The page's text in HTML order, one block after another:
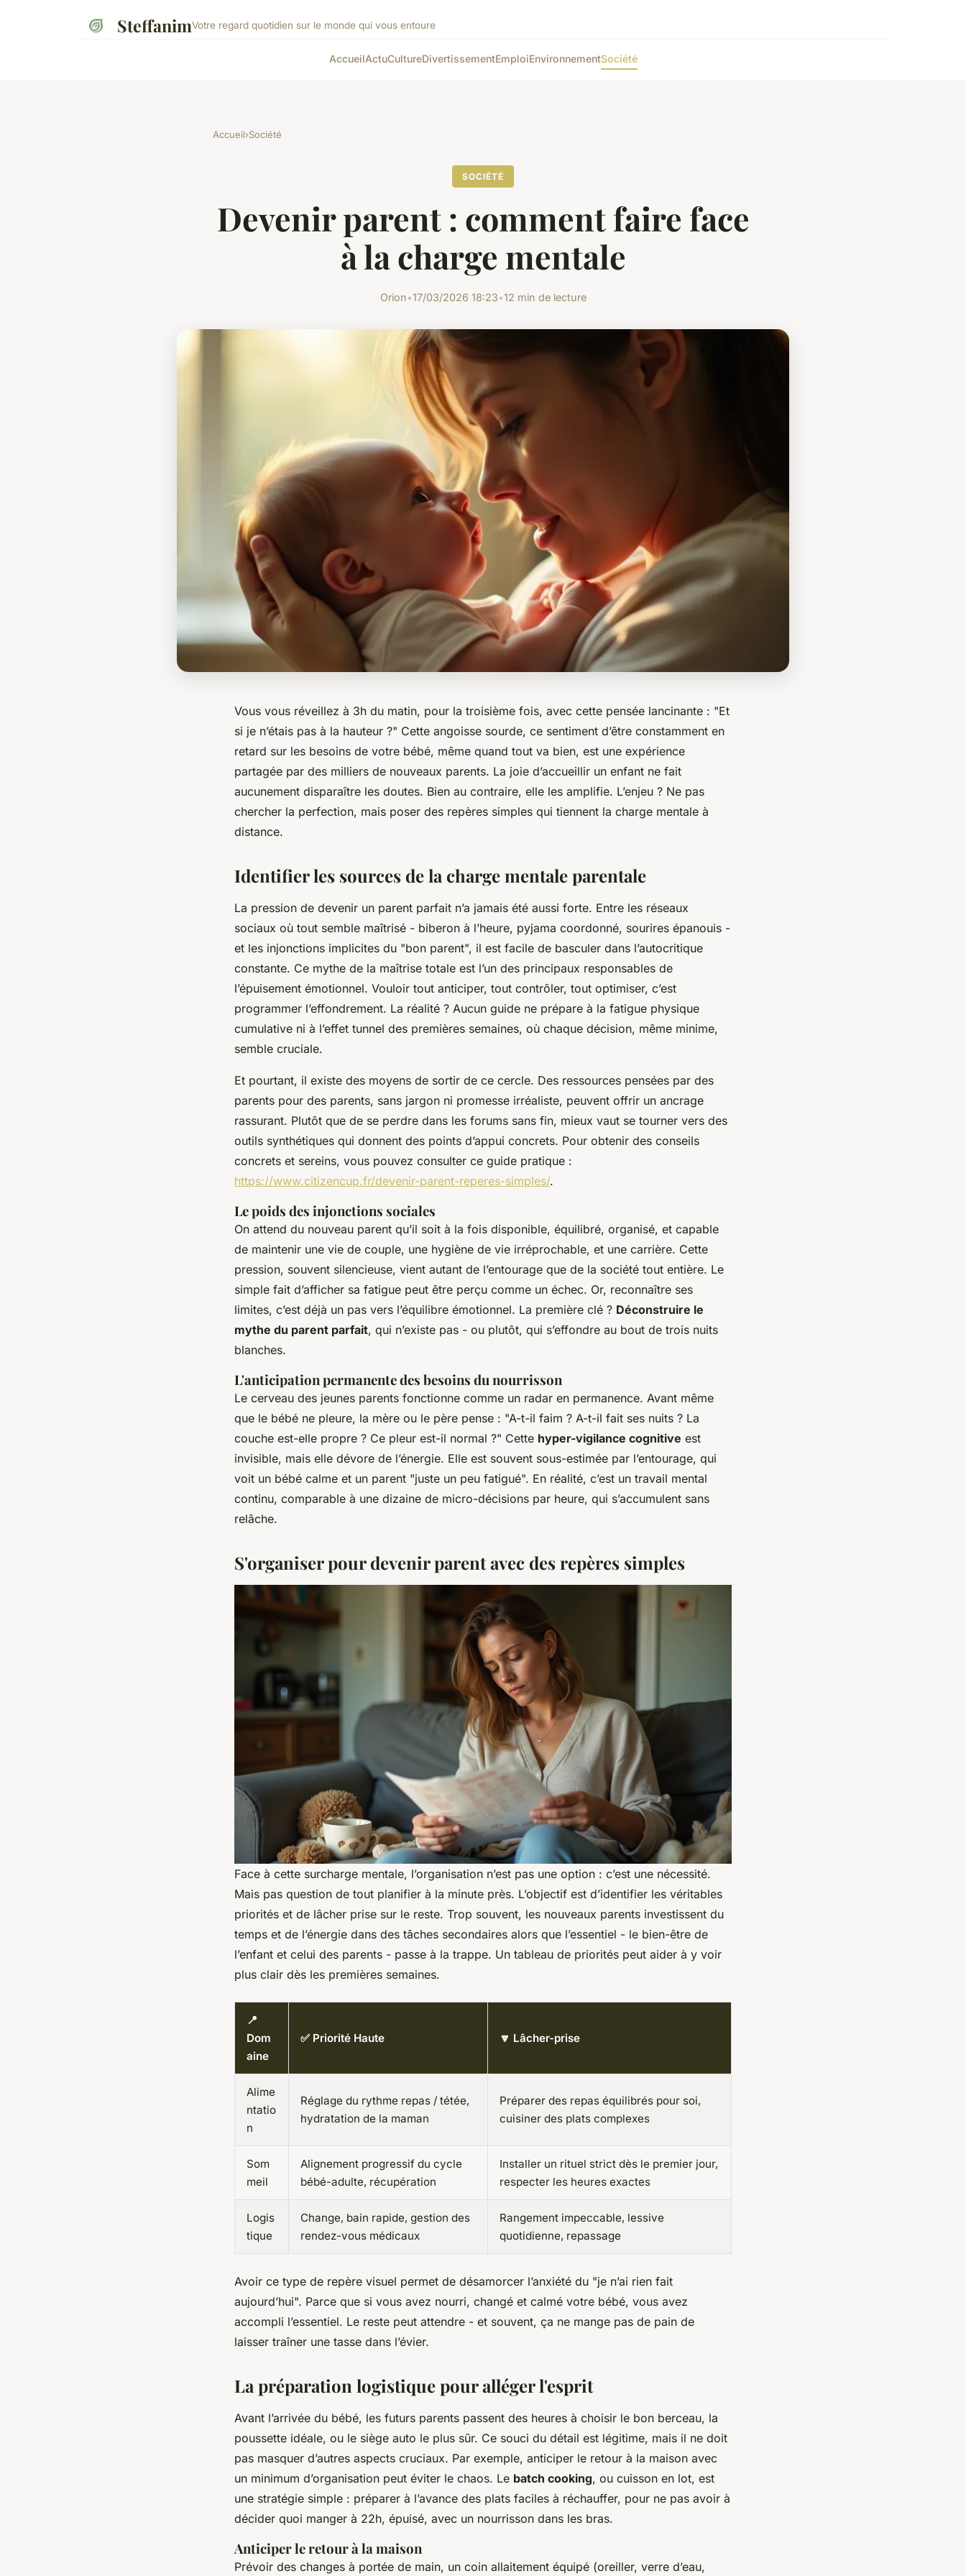
SteffanimVotre regard quotidien sur le monde qui vous entoure
AccueilActuCultureDivertissementEmploiEnvironnementSociété
Accueil›Société
SOCIÉTÉ
Devenir parent : comment faire face
à la charge mentale
Orion•17/03/2026 18:23•12 min de lecture
Vous vous réveillez à 3h du matin, pour la troisième fois, avec cette pensée lancinante : "Et
si je n’étais pas à la hauteur ?" Cette angoisse sourde, ce sentiment d’être constamment en
retard sur les besoins de votre bébé, même quand tout va bien, est une expérience
partagée par des milliers de nouveaux parents. La joie d’accueillir un enfant ne fait
aucunement disparaître les doutes. Bien au contraire, elle les amplifie. L’enjeu ? Ne pas
chercher la perfection, mais poser des repères simples qui tiennent la charge mentale à
distance.
Identifier les sources de la charge mentale parentale
La pression de devenir un parent parfait n’a jamais été aussi forte. Entre les réseaux
sociaux où tout semble maîtrisé - biberon à l’heure, pyjama coordonné, sourires épanouis -
et les injonctions implicites du "bon parent", il est facile de basculer dans l’autocritique
constante. Ce mythe de la maîtrise totale est l’un des principaux responsables de
l’épuisement émotionnel. Vouloir tout anticiper, tout contrôler, tout optimiser, c’est
programmer l’effondrement. La réalité ? Aucun guide ne prépare à la fatigue physique
cumulative ni à l’effet tunnel des premières semaines, où chaque décision, même minime,
semble cruciale.
Et pourtant, il existe des moyens de sortir de ce cercle. Des ressources pensées par des
parents pour des parents, sans jargon ni promesse irréaliste, peuvent offrir un ancrage
rassurant. Plutôt que de se perdre dans les forums sans fin, mieux vaut se tourner vers des
outils synthétiques qui donnent des points d’appui concrets. Pour obtenir des conseils
concrets et sereins, vous pouvez consulter ce guide pratique :
https://www.citizencup.fr/devenir-parent-reperes-simples/.
Le poids des injonctions sociales
On attend du nouveau parent qu’il soit à la fois disponible, équilibré, organisé, et capable
de maintenir une vie de couple, une hygiène de vie irréprochable, et une carrière. Cette
pression, souvent silencieuse, vient autant de l’entourage que de la société tout entière. Le
simple fait d’afficher sa fatigue peut être perçu comme un échec. Or, reconnaître ses
limites, c’est déjà un pas vers l’équilibre émotionnel. La première clé ? Déconstruire le
mythe du parent parfait, qui n’existe pas - ou plutôt, qui s’effondre au bout de trois nuits
blanches.
L'anticipation permanente des besoins du nourrisson
Le cerveau des jeunes parents fonctionne comme un radar en permanence. Avant même
que le bébé ne pleure, la mère ou le père pense : "A-t-il faim ? A-t-il fait ses nuits ? La
couche est-elle propre ? Ce pleur est-il normal ?" Cette hyper-vigilance cognitive est
invisible, mais elle dévore de l’énergie. Elle est souvent sous-estimée par l’entourage, qui
voit un bébé calme et un parent "juste un peu fatigué". En réalité, c’est un travail mental
continu, comparable à une dizaine de micro-décisions par heure, qui s’accumulent sans
relâche.
S'organiser pour devenir parent avec des repères simples
Face à cette surcharge mentale, l’organisation n’est pas une option : c’est une nécessité.
Mais pas question de tout planifier à la minute près. L’objectif est d’identifier les véritables
priorités et de lâcher prise sur le reste. Trop souvent, les nouveaux parents investissent du
temps et de l’énergie dans des tâches secondaires alors que l’essentiel - le bien-être de
l’enfant et celui des parents - passe à la trappe. Un tableau de priorités peut aider à y voir
plus clair dès les premières semaines.
📍
Dom
aine
✅ Priorité Haute 🔽 Lâcher-prise
Alime
ntatio
n
Réglage du rythme repas / tétée,
hydratation de la maman
Préparer des repas équilibrés pour soi,
cuisiner des plats complexes
Som
meil
Alignement progressif du cycle
bébé-adulte, récupération
Installer un rituel strict dès le premier jour,
respecter les heures exactes
Logis
tique
Change, bain rapide, gestion des
rendez-vous médicaux
Rangement impeccable, lessive
quotidienne, repassage
Avoir ce type de repère visuel permet de désamorcer l’anxiété du "je n’ai rien fait
aujourd’hui". Parce que si vous avez nourri, changé et calmé votre bébé, vous avez
accompli l’essentiel. Le reste peut attendre - et souvent, ça ne mange pas de pain de
laisser traîner une tasse dans l’évier.
La préparation logistique pour alléger l'esprit
Avant l’arrivée du bébé, les futurs parents passent des heures à choisir le bon berceau, la
poussette idéale, ou le siège auto le plus sûr. Ce souci du détail est légitime, mais il ne doit
pas masquer d’autres aspects cruciaux. Par exemple, anticiper le retour à la maison avec
un minimum d’organisation peut éviter le chaos. Le batch cooking, ou cuisson en lot, est
une stratégie simple : préparer à l’avance des plats faciles à réchauffer, pour ne pas avoir à
décider quoi manger à 22h, épuisé, avec un nourrisson dans les bras.
Anticiper le retour à la maison
Prévoir des changes à portée de main, un coin allaitement équipé (oreiller, verre d’eau,